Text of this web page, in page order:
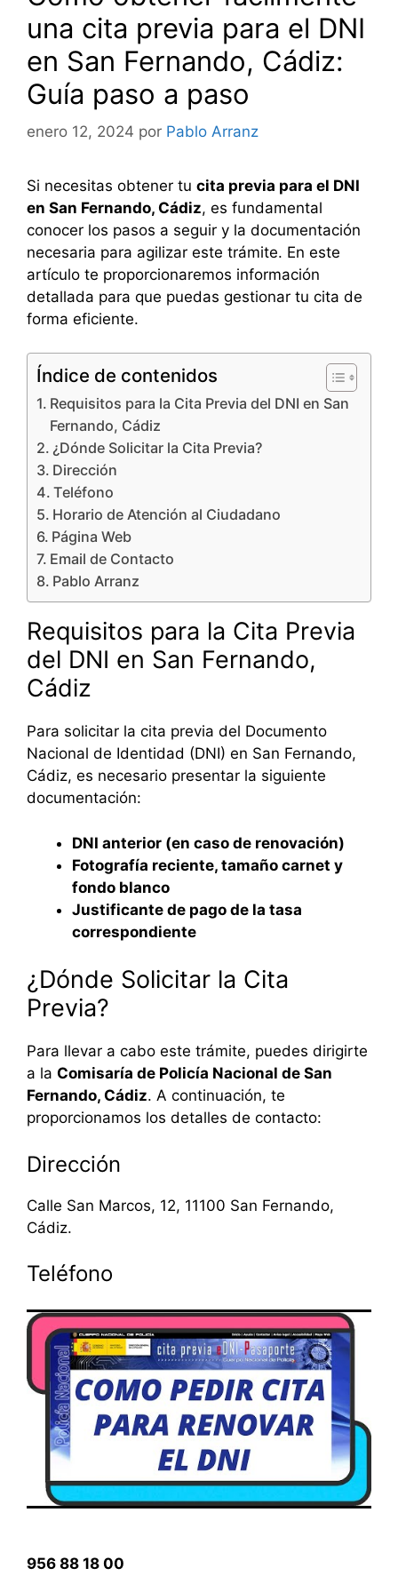
una cita previa para el DNI
en San Fernando, Cádiz:
Guía paso a paso
enero 12, 2024 por Pablo Arranz
Si necesitas obtener tu cita previa para el DNI
en San Fernando, Cádiz, es fundamental
conocer los pasos a seguir y la documentación
necesaria para agilizar este trámite. En este
artículo te proporcionaremos información
detallada para que puedas gestionar tu cita de
forma eficiente.
Índice de contenidos
Requisitos para la Cita Previa del DNI en San
Fernando, Cádiz
¿Dónde Solicitar la Cita Previa?
Dirección
Teléfono
Horario de Atención al Ciudadano
Página Web
Email de Contacto
Pablo Arranz
Requisitos para la Cita Previa
del DNI en San Fernando,
Cádiz
Para solicitar la cita previa del Documento
Nacional de Identidad (DNI) en San Fernando,
Cádiz, es necesario presentar la siguiente
documentación:
DNI anterior (en caso de renovación)
Fotografía reciente, tamaño carnet y
fondo blanco
Justificante de pago de la tasa
correspondiente
¿Dónde Solicitar la Cita
Previa?
Para llevar a cabo este trámite, puedes dirigirte
a la Comisaría de Policía Nacional de San
Fernando, Cádiz. A continuación, te
proporcionamos los detalles de contacto:
Dirección
Calle San Marcos, 12, 11100 San Fernando,
Cádiz.
Teléfono
956 88 18 00